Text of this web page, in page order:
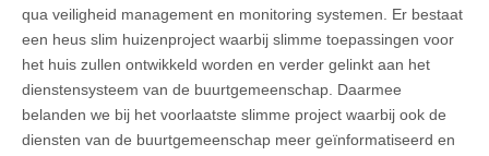
qua veiligheid management en monitoring systemen. Er bestaat
een heus slim huizenproject waarbij slimme toepassingen voor
het huis zullen ontwikkeld worden en verder gelinkt aan het
dienstensysteem van de buurtgemeenschap. Daarmee
belanden we bij het voorlaatste slimme project waarbij ook de
diensten van de buurtgemeenschap meer geïnformatiseerd en